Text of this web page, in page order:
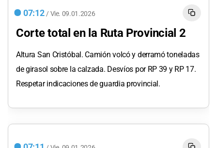
07:12 / Vie. 09.01.2026
Corte total en la Ruta Provincial 2
Altura San Cristóbal. Camión volcó y derramó toneladas
de girasol sobre la calzada. Desvíos por RP 39 y RP 17.
Respetar indicaciones de guardia provincial.